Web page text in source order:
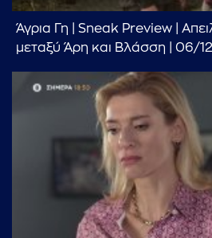
Άγρια Γη | Sneak Preview |
μεταξύ Άρη και Βλάσση | 06/